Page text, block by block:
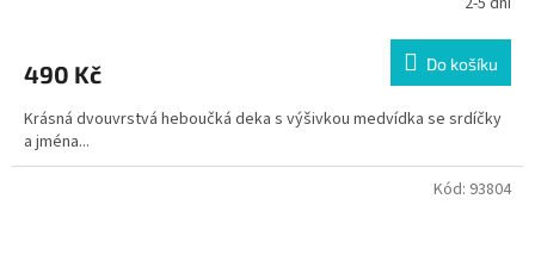
490 Kč Do košíku
Krásná dvouvrstvá heboučká deka s výšivkou medvídka se srdíčky
a jména...
Kód: 93804